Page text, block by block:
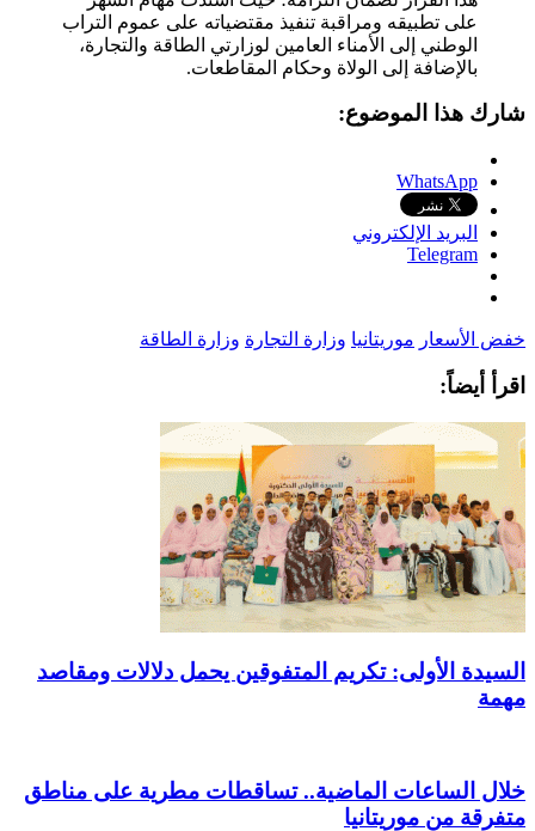
على تطبيقه ومراقبة تنفيذ مقتضياته على عموم التراب
الوطني إلى الأمناء العامين لوزارتي الطاقة والتجارة،
بالإضافة إلى الولاة وحكام المقاطعات.
شارك هذا الموضوع:
WhatsApp
البريد الإلكتروني
Telegram
خفض الأسعار موريتانيا وزارة التجارة وزارة الطاقة
اقرأ أيضاً:
السيدة الأولى: تكريم المتفوقين يحمل دلالات ومقاصد
مهمة
خلال الساعات الماضية.. تساقطات مطرية على مناطق
متفرقة من موريتانيا